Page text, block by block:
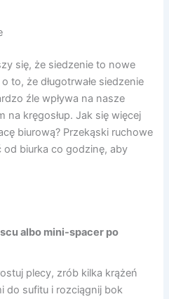
się, że siedzenie to nowe
to, że długotrwałe siedzenie
źle wpływa na nasze
na kręgosłup. Jak się więcej
biurową? Przekąski ruchowe
biurka co godzinę, aby
albo mini-spacer po
plecy, zrób kilka krążeń
do sufitu i rozciągnij bok